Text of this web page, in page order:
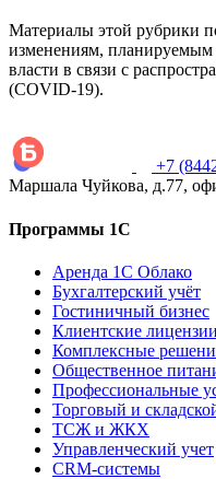
Материалы этой рубрики
изменениям,
власти в связи с
(COVID-19).
+7
Маршала Чуйкова, д.77,
Программы 1С
Аренда 1С Облако
Бухгалтерский учёт
Гостиничный бизнес
Клиентские лицензии
Комплексные
Общественное
Профессиональные
Торговый и
ТСЖ и ЖКХ
Управленческий учет
CRM-системы